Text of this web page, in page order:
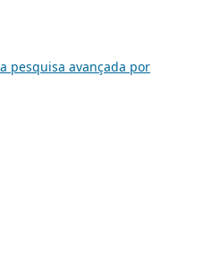
pesquisa avançada por